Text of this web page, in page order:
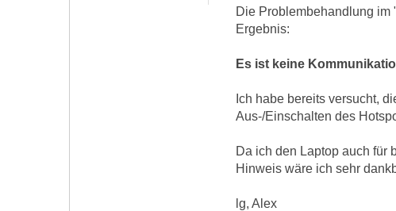
Die Problembehandlung im
Ergebnis:
Es ist keine
Ich habe bereits versucht,
Aus-/Einschalten des
Da ich den Laptop auch für
Hinweis wäre ich sehr
lg, Alex